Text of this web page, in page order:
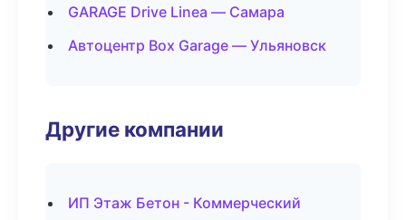
GARAGE Drive Linea — Самара
Автоцентр Box Garage — Ульяновск
Другие компании
ИП Этаж Бетон - Коммерческий